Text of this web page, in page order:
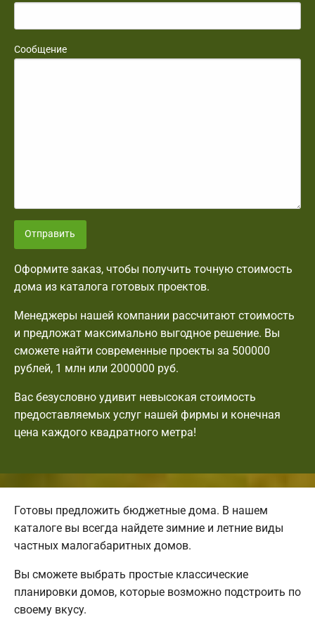
Сообщение
Отправить
Оформите заказ, чтобы получить точную стоимость
дома из каталога готовых проектов.
Менеджеры нашей компании рассчитают стоимость
и предложат максимально выгодное решение. Вы
сможете найти современные проекты за 500000
рублей, 1 млн или 2000000 руб.
Вас безусловно удивит невысокая стоимость
предоставляемых услуг нашей фирмы и конечная
цена каждого квадратного метра!
Готовы предложить бюджетные дома. В нашем
каталоге вы всегда найдете зимние и летние виды
частных малогабаритных домов.
Вы сможете выбрать простые классические
планировки домов, которые возможно подстроить по
своему вкусу.